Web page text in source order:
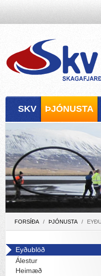
FORSÍÐA / ÞJÓNUSTA /
SKV ÞJÓNUSTA
Eyðublöð
Álestur
Heimæð